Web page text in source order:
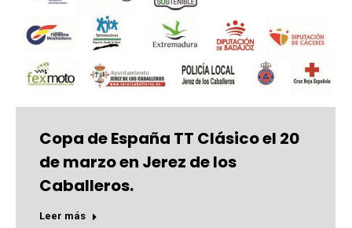
Copa de España TT Clásico el 20
de marzo en Jerez de los
Caballeros.
Leer más